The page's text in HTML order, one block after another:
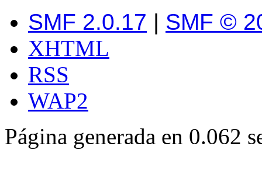
SMF 2.0.17 | SMF ©
XHTML
RSS
WAP2
Página generada en 0.062